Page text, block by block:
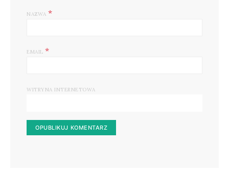
NAZWA *
EMAIL *
WITRYNA INTERNETOWA